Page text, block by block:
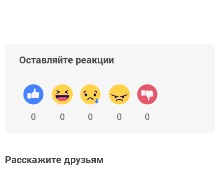
Оставляйте реакции
0 0 0 0 0
Расскажите друзьям